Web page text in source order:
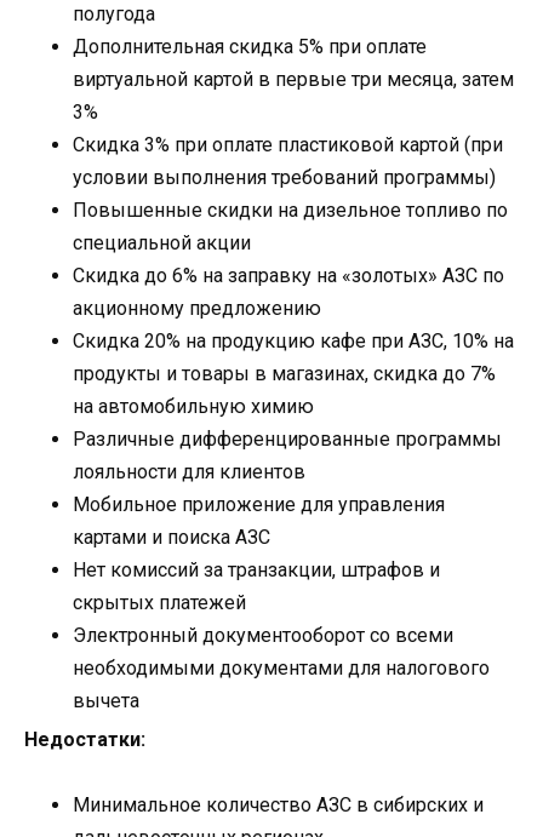
полугода
Дополнительная скидка 5% при оплате
виртуальной картой в первые три месяца, затем
3%
Скидка 3% при оплате пластиковой картой (при
условии выполнения требований программы)
Повышенные скидки на дизельное топливо по
специальной акции
Скидка до 6% на заправку на «золотых» АЗС по
акционному предложению
Скидка 20% на продукцию кафе при АЗС, 10% на
продукты и товары в магазинах, скидка до 7%
на автомобильную химию
Различные дифференцированные программы
лояльности для клиентов
Мобильное приложение для управления
картами и поиска АЗС
Нет комиссий за транзакции, штрафов и
скрытых платежей
Электронный документооборот со всеми
необходимыми документами для налогового
вычета
Недостатки:
Минимальное количество АЗС в сибирских и